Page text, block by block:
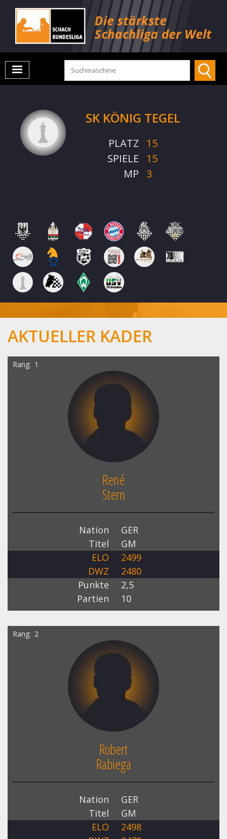
SK KÖNIG TEGEL
PLATZ
15
SPIELE
15
MP
3
AKTUELLER KADER
Rang 1
René
Stern
Nation
GER
Titel
GM
ELO
2499
DWZ
2480
Punkte
2,5
Partien
10
Rang 2
Robert
Rabiega
Nation
GER
Titel
GM
ELO
2498